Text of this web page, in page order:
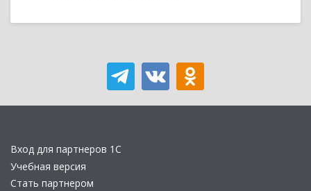
Вход для партнеров 1С
Учебная версия
Стать партнером